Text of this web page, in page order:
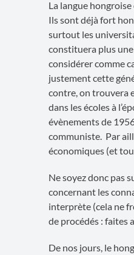
La langue
Ils sont déjà fort
surtout les
constituera plus
considérer comme
justement cette
contre, on trouvera
dans les écoles à
évènements de
communiste. Par
économiques (et
Ne soyez donc pas
concernant les
interprète (cela ne
de procédés : faites
De nos jours, le